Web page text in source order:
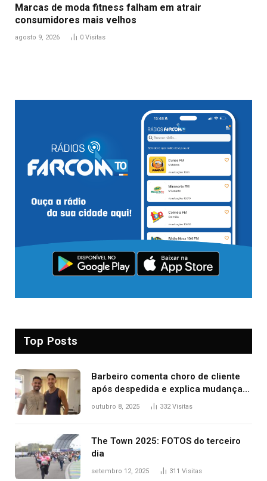
Marcas de moda fitness falham em atrair
consumidores mais velhos
agosto 9, 2026 0 Visitas
Top Posts
Barbeiro comenta choro de cliente
após despedida e explica mudança
para o TO: ‘Não esperava atingir
outubro 8, 2025 332Visitas
The Town 2025: FOTOS do terceiro
dia
setembro 12, 2025 311 Visitas